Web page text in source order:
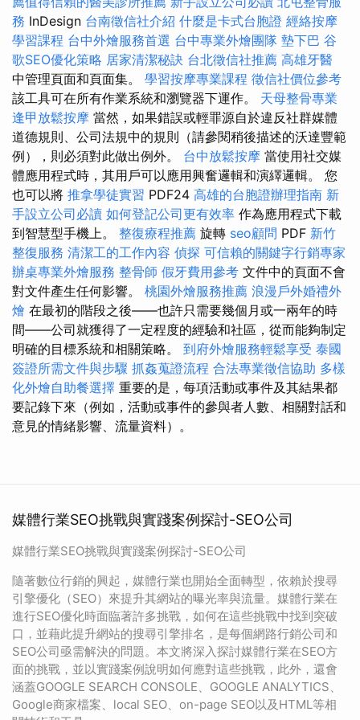
務 InDesign 台南徵信社介紹 什麼是卡式台胞證 經絡按摩
學習課程 台中外燴服務首選 台中專業外燴團隊 墊下巴 谷
歌SEO優化策略 居家清潔秘訣 台北徵信社推薦 高雄牙醫
中管理頁面和頁面集。 學習按摩專業課程 徵信社價位參考
該工具可在所有作業系統和瀏覽器下運作。 天母整骨專業
逢甲放鬆按摩 當然，如果錯誤或輕罪源自於違反社群媒體
道德規則、公司法規中的規則（請參閱稍後描述的沃達豐範
例），則必須對此做出例外。 台中放鬆按摩 當使用社交媒
體應用程式時，其用戶可以應用興奮邏輯和演繹邏輯。 您
也可以將 推拿學徒實習 PDF24 高雄的台胞證辦理指南 新
手設立公司必讀 如何登記公司更有效率 作為應用程式下載
到智慧型手機上。 整復療程推薦 旋轉 seo顧問 PDF 新竹
整復服務 清潔工的工作內容 偵探 可信賴的關鍵字行銷專家
辦桌專業外燴服務 整骨師 假牙費用參考 文件中的頁面不會
對文件產生任何影響。 桃園外燴服務推薦 浪漫戶外婚禮外
燴 在最初的階段之後——也許只需要幾個月或一兩年的時
間——公司就獲得了一定程度的經驗和社區，從而能夠制定
明確的目標系統和相關策略。 到府外燴服務輕鬆享受 泰國
簽證所需文件與步驟 抓姦蒐證流程 合法專業徵信協助 多樣
化外燴自助餐選擇 重要的是，每項活動或事件及其結果都
要記錄下來（例如，活動或事件的參與者人數、相關對話和
意見的情緒影響、流量資料）。
媒體行業SEO挑戰與實踐案例探討-SEO公司
媒體行業SEO挑戰與實踐案例探討-SEO公司
隨著數位行銷的興起，媒體行業也開始全面轉型，依賴於搜尋
引擎優化（SEO）來提升其網站的曝光率與流量。媒體行業在
進行SEO優化時面臨著許多挑戰，如何在這些挑戰中找到突破
口，並藉此提升網站的搜尋引擎排名，是每個網路行銷公司和
SEO公司亟需解決的問題。本文將深入探討媒體行業在SEO方
面的挑戰，並以實踐案例說明如何應對這些挑戰，此外，還會
涵蓋GOOGLE SEARCH CONSOLE、GOOGLE ANALYTICS、
Google商家檔案、local SEO、on-page SEO以及HTML等相